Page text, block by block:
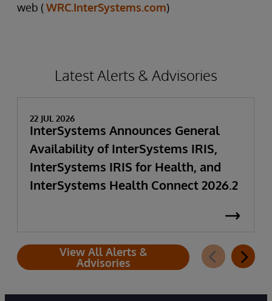
web (WRC.InterSystems.com)
Latest Alerts & Advisories
22 JUL 2026
InterSystems Announces General
Availability of InterSystems IRIS,
InterSystems IRIS for Health, and
InterSystems Health Connect 2026.2
View All Alerts &
Advisories